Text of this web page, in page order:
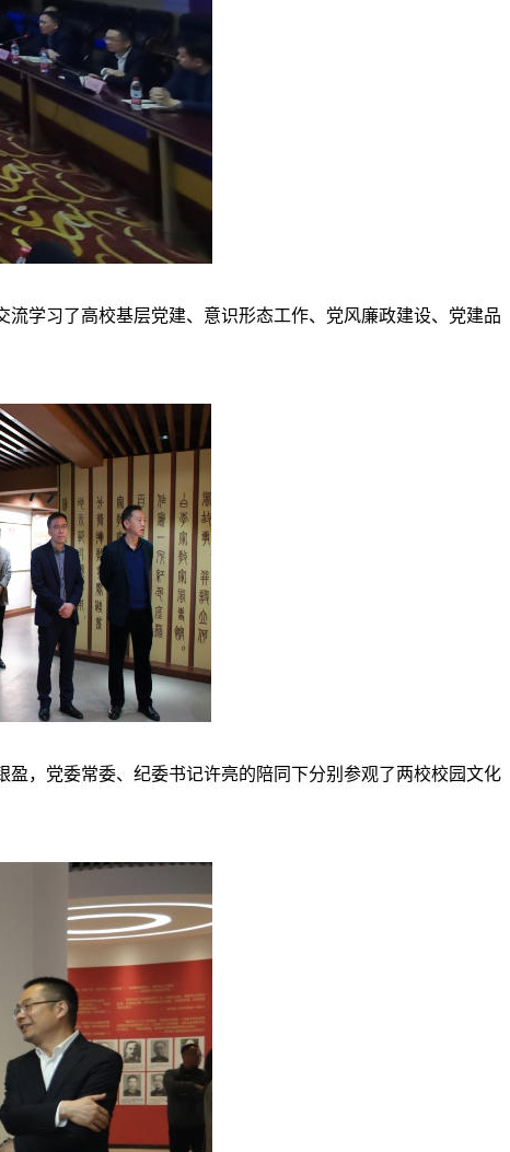
学习了高校基层党建、意识形态工作、党风廉政建设、党建品
，党委常委、纪委书记许亮的陪同下分别参观了两校校园文化